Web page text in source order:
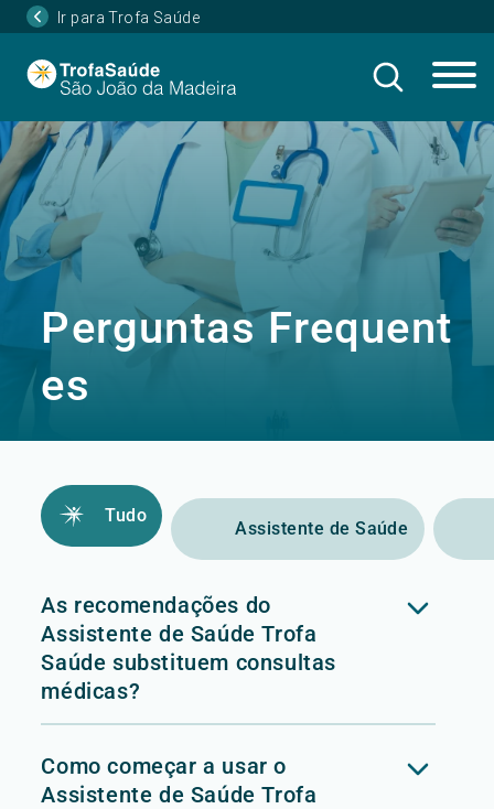
Ir para Trofa Saúde
Perguntas Frequent
es
Tudo
Assistente de Saúde
As recomendações do
Assistente de Saúde Trofa
Saúde substituem consultas
médicas?
Como começar a usar o
Assistente de Saúde Trofa